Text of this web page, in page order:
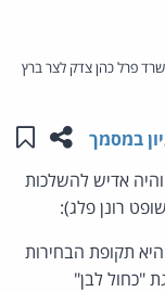
פרל כהן צדק לצר ברץ
שתפו
במסמך
והיה אדיש להשלכות
רונן פלג):
תקופת הבחירות
"כחול לבן"